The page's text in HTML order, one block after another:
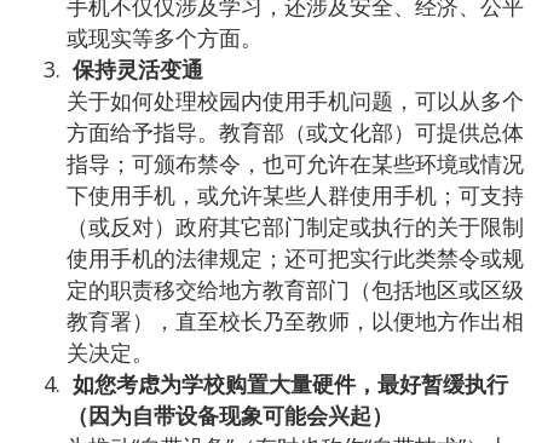
或现实等多个方面。
保持灵活变通
关于如何处理校园内使用手机问题，可以从多个
方面给予指导。教育部（或文化部）可提供总体
指导；可颁布禁令，也可允许在某些环境或情况
下使用手机，或允许某些人群使用手机；可支持
（或反对）政府其它部门制定或执行的关于限制
使用手机的法律规定；还可把实行此类禁令或规
定的职责移交给地方教育部门（包括地区或区级
教育署），直至校长乃至教师，以便地方作出相
关决定。
如您考虑为学校购置大量硬件，最好暂缓执行
（因为自带设备现象可能会兴起）